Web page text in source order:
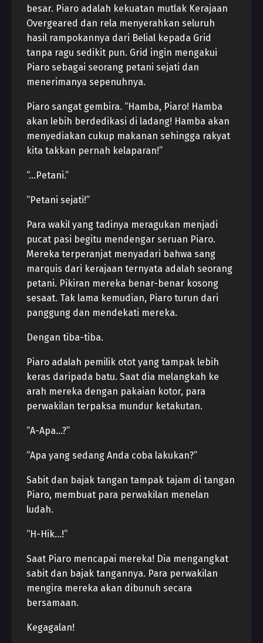
besar. Piaro adalah kekuatan mutlak Kerajaan
Overgeared dan rela menyerahkan seluruh
hasil rampokannya dari Belial kepada Grid
tanpa ragu sedikit pun. Grid ingin mengakui
Piaro sebagai seorang petani sejati dan
menerimanya sepenuhnya.
Piaro sangat gembira. “Hamba, Piaro! Hamba
akan lebih berdedikasi di ladang! Hamba akan
menyediakan cukup makanan sehingga rakyat
kita takkan pernah kelaparan!”
“…Petani.”
“Petani sejati!”
Para wakil yang tadinya meragukan menjadi
pucat pasi begitu mendengar seruan Piaro.
Mereka terperanjat menyadari bahwa sang
marquis dari kerajaan ternyata adalah seorang
petani. Pikiran mereka benar-benar kosong
sesaat. Tak lama kemudian, Piaro turun dari
panggung dan mendekati mereka.
Dengan tiba-tiba.
Piaro adalah pemilik otot yang tampak lebih
keras daripada batu. Saat dia melangkah ke
arah mereka dengan pakaian kotor, para
perwakilan terpaksa mundur ketakutan.
“A-Apa…?”
“Apa yang sedang Anda coba lakukan?”
Sabit dan bajak tangan tampak tajam di tangan
Piaro, membuat para perwakilan menelan
ludah.
“H-Hik…!”
Saat Piaro mencapai mereka! Dia mengangkat
sabit dan bajak tangannya. Para perwakilan
mengira mereka akan dibunuh secara
bersamaan.
Kegagalan!